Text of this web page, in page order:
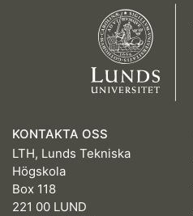
KONTAKTA OSS
LTH, Lunds Tekniska
Högskola
Box 118
221 00 LUND